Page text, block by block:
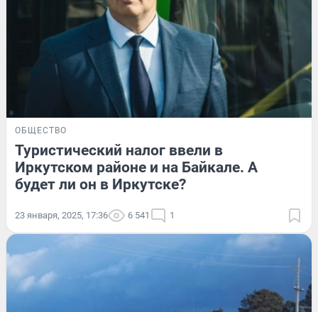
ОБЩЕСТВО
Туристический налог ввели в
Иркутском районе и на Байкале. А
будет ли он в Иркутске?
23 января, 2025, 17:36 6 541 1